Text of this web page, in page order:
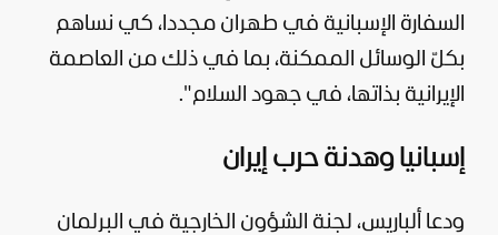
السفارة الإسبانية في طهران مجددا، كي نساهم
بكلّ الوسائل الممكنة، بما في ذلك من العاصمة
الإيرانية بذاتها، في جهود السلام".
إسبانيا وهدنة حرب إيران
ودعا ألباريس، لجنة الشؤون الخارجية في البرلمان